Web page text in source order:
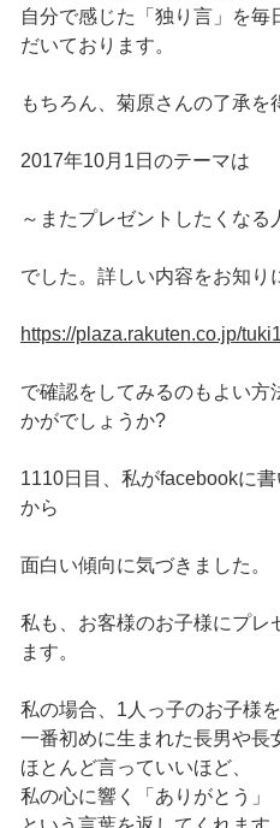
自分で感じた「独り言」を毎
だいております。
もちろん、菊原さんの了承を
2017年10月1日のテーマは
～またプレゼントしたくなる
でした。詳しい内容をお知り
https://plaza.rakuten.co.jp/
で確認をしてみるのもよい
かがでしょうか?
1110日目、私がfacebookに
から
面白い傾向に気づきました。
私も、お客様のお子様にプレ
ます。
私の場合、1人っ子のお子様
一番初めに生まれた長男や長
ほとんど言っていいほど、
私の心に響く「ありがとう」